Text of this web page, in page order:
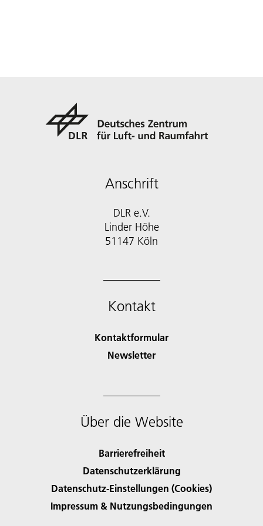
Anschrift
DLR e.V.
Linder Höhe
51147 Köln
Kontakt
Kontaktformular
Newsletter
Über die Website
Barrierefreiheit
Datenschutzerklärung
Datenschutz-Einstellungen (Cookies)
Impressum & Nutzungsbedingungen